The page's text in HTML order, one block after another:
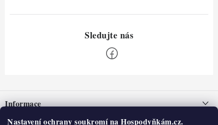
Nastavení ochrany soukromí na Hospodyňkám.cz.
pInformace
Nepřevzetí zásilky na dobírku